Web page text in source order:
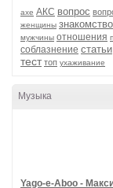
axe АКС вопрос
женщины знакомство
мужчины отношения
соблазнение статьи
тест топ ухаживание
Музыка
Yago-e-Aboo -